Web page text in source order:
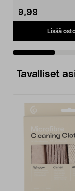
9,99
Lisää
Tavalliset